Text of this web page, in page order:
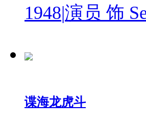
1948|演员 饰
谍海龙虎斗